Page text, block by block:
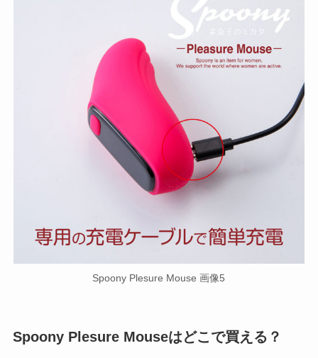
Spoony Plesure Mouse 画像5
Spoony Plesure Mouseはどこで買える？